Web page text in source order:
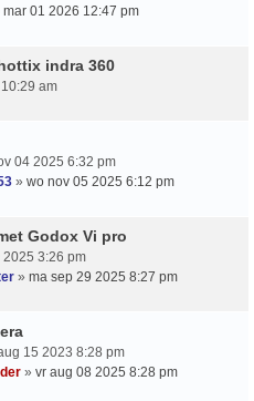
mar 01 2026 12:47 pm
indra 360
am
04 2025 6:32 pm
» wo nov 05 2025 6:12 pm
Godox Vi pro
3:26 pm
» ma sep 29 2025 8:27 pm
15 2023 8:28 pm
» vr aug 08 2025 8:28 pm